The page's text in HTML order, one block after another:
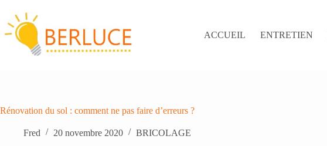
contenu
ACCUEIL
ENTRETIEN
Rénovation du sol : comment ne pas faire d’erreurs ?
Fred 20 novembre 2020 BRICOLAGE